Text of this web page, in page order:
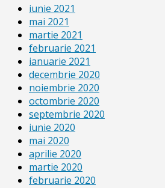
iunie 2021
mai 2021
martie 2021
februarie 2021
ianuarie 2021
decembrie 2020
noiembrie 2020
octombrie 2020
septembrie 2020
iunie 2020
mai 2020
aprilie 2020
martie 2020
februarie 2020